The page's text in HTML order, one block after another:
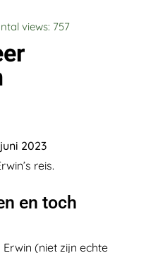
views: 757
2023
reis.
en toch
(niet zijn echte